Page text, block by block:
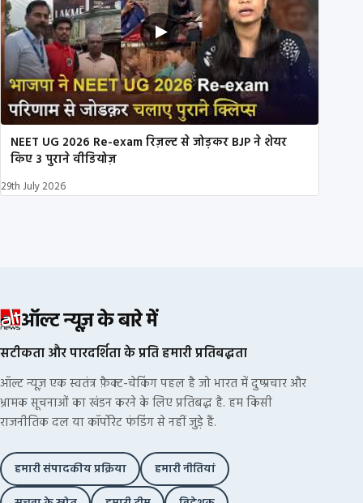
NEET UG 2026 Re-exam रिज़ल्ट से जोड़कर BJP ने शेयर
किए 3 पुराने वीडियोज़
29th July 2026
ऑल्ट न्यूज़ के बारे में
सटीकता और पारदर्शिता के प्रति हमारी प्रतिबद्धता
ऑल्ट न्यूज़ एक स्वतंत्र फ़ैक्ट-चेकिंग पहल है जो भारत में दुष्प्रचार और
भ्रामक सूचनाओं का खंडन करने के लिए प्रतिबद्ध है. हम किसी
राजनीतिक दल या कॉर्पोरेट फंडिंग से नहीं जुड़े हैं.
हमारी संपादकीय प्रक्रिया
हमारी नीतियां